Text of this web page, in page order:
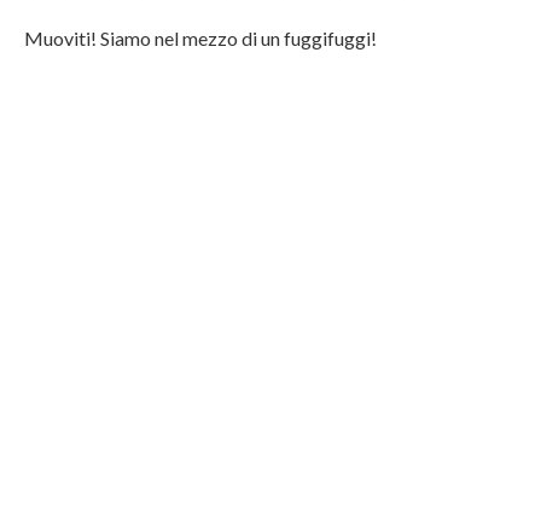
Muoviti! Siamo nel mezzo di un fuggifuggi!